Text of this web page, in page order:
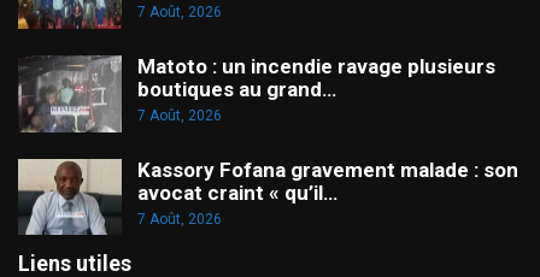
7 Août, 2026
Matoto : un incendie ravage plusieurs
boutiques au grand…
7 Août, 2026
Kassory Fofana gravement malade : son
avocat craint « qu’il…
7 Août, 2026
Liens utiles